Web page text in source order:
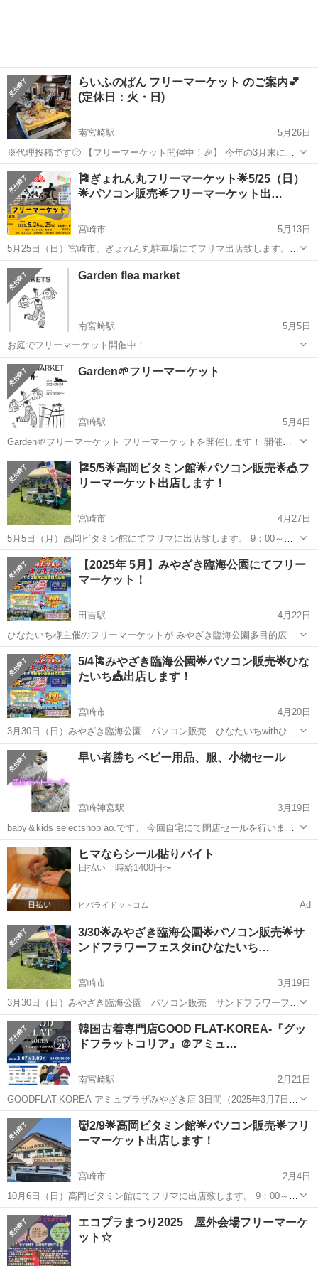
らいふのぱん フリーマーケット のご案内︎💕︎︎
(定休日：火・日)
南宮崎駅
5月26日
※代理投稿です🙂 【フリーマーケット開催中！🎉】 今年の3月末に惜
しまれつつ閉店した 宮崎市大坪町にある「らいふのぱん」さん 店舗で
フリーマーケットを開催中です😊✨ 雑貨🧸や食器🍽️、本📚、衣類👕、
野菜🥕、植物🌿など...
宮崎 宮崎市 南宮崎駅 フリーマーケット 掘り出し物
🎏ぎょれん丸フリーマーケット🌟5/25（日）
🌟パソコン販売🌟フリーマーケット出…
宮崎市
5月13日
5月25日（日）宮崎市、ぎょれん丸駐車場にてフリマ出店致します。
10：00～15：00 中古ノートパソコン出品します。１０台 Office2021
の入ったノートパソコン 12800円！よりそろえております...
宮崎 宮崎市
Garden flea market
南宮崎駅
5月5日
お庭でフリーマーケット開催中！
宮崎 宮崎市 フリーマーケット
Garden🌱フリーマーケット
宮崎駅
5月4日
Garden🌱フリーマーケット フリーマーケットを開催します！ 開催
日:2025/5/4 ・5/5 10:00〜17:00 場 所:宮崎市新別府町前浜1401-
102（イオン付近） 駐車場:あり リクガメちゃんとのふれあ...
宮崎 宮崎市 宮崎駅 フリーマーケット 無農薬
🎏5/5🌟高岡ビタミン館🌟パソコン販売🌟🎪フ
リーマーケット出店します！
宮崎市
4月27日
5月5日（月）高岡ビタミン館にてフリマに出店致します。 9：00～
16：00 中古ノートパソコン出品します。１０台 Office2021の入ったノ
ートパソコン 12800円！よりそろえております。 是...
宮崎 宮崎市 フリーマーケット フリマ
【2025年 5月】みやざき臨海公園にてフリー
マーケット！
田吉駅
4月22日
ひなたいち様主催のフリーマーケットが みやざき臨海公園多目的広場
で 今年GWに行われることが決定致しましたっ☆★ 5月3日（土）、5
月4日（日） 2日間とも出店させて頂きます！！ 久々のフリマ出店なの
で、 在庫処分と致し...
宮崎 宮崎市 田吉駅 フリーマーケット フリマ
5/4🎏みやざき臨海公園🌟パソコン販売🌟ひな
たいち🎪出店します！
宮崎市
4月20日
3月30日（日）みやざき臨海公園 パソコン販売 ひなたいちwithひな
たグルメ 出店します！ 9：00～16：00 中古ノートパソコン出品しま
す。１０台 Office2021の入ったノートパソコン 128...
宮崎 宮崎市 フリーマーケット ひなた
早い者勝ち ベビー用品、服、小物セール
宮崎神宮駅
3月19日
baby＆kids selectshop ao.です。 今回自宅にて閉店セールを行いま
す。(4月末まで) 衣類 全品半額‼️ (新生児用〜120cm)写真にない物も現
時点では沢山残っております。 小物、ベビー用品も多数割...
宮崎 宮崎市 宮崎神宮駅 フリーマーケット
ヒマならシール貼りバイト
日払い 時給1400円〜
ヒバライドットコム Ad
3/30🌟みやざき臨海公園🌟パソコン販売🌟サ
ンドフラワーフェスタinひなたいち…
宮崎市
3月19日
3月30日（日）みやざき臨海公園 パソコン販売 サンドフラワーフェ
スタinひなたいち 出店します！ 9：00～15：00 中古ノートパソコン出
品します。１０台 Office2021の入ったノートパソコン ...
宮崎 宮崎市 フリーマーケット
韓国古着専門店GOOD FLAT-KOREA-『グッ
ドフラットコリア』＠アミュ…
南宮崎駅
2月21日
GOODFLAT-KOREA-アミュプラザみやざき店 3日間（2025年3月7日～
3月9日）の限定OPEN 韓国カルチャーを取り入れた日本初韓国古着専
門店グッドフラットコリアが宮崎県宮崎市にあるアミュプラザみやざ
き店に新規...
宮崎 宮崎市 南宮崎駅 フリーマーケット 古着
👹2/9🌟高岡ビタミン館🌟パソコン販売🌟フリ
ーマーケット出店します！
宮崎市
2月4日
10月6日（日）高岡ビタミン館にてフリマに出店致します。 9：00～
16：00 中古ノートパソコン出品します。１０台 Office2021の入ったノ
ートパソコン 12800円！よりそろえております。 ...
宮崎 宮崎市 フリーマーケット フリマ
エコプラまつり2025 屋外会場フリーマーケ
ット☆